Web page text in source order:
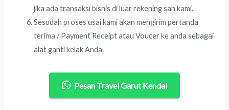
jika ada transaksi bisnis di luar rekening sah kami.
Sesudah proses usai kami akan mengirim pertanda
terima / Payment Receipt atau Voucer ke anda sebagai
alat ganti kelak Anda.
Pesan Travel Garut Kendal